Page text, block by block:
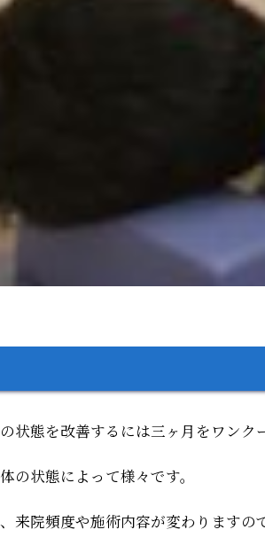
状態を改善するには三ヶ月をワンク
の状態によって様々です。
来院頻度や施術内容が変わります